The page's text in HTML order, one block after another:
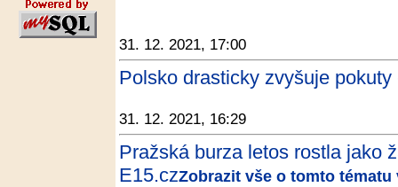
31. 12. 2021, 17:00
Polsko drasticky zvyšuje pokuty
31. 12. 2021, 16:29
Pražská burza letos rostla jako
E15.czZobrazit vše o tomto